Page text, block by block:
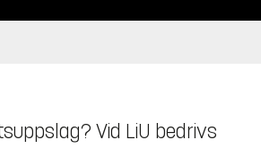
Vid LiU bedrivs